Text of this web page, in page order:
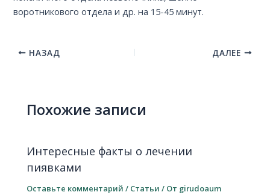
воротникового отдела и др. на 15-45 минут.
НАЗАД ДАЛЕЕ
Похожие записи
Интересные факты о лечении
пиявками
Оставьте комментарий / Статьи / От girudoaum